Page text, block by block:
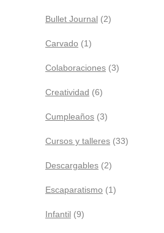
Bullet Journal (2)
Carvado (1)
Colaboraciones (3)
Creatividad (6)
Cumpleaños (3)
Cursos y talleres (33)
Descargables (2)
Escaparatismo (1)
Infantil (9)